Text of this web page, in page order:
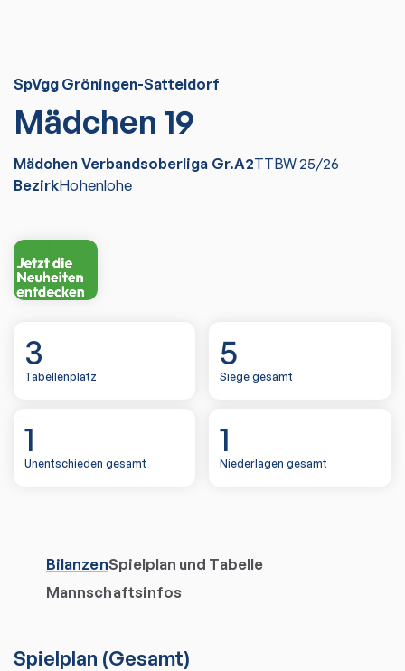
SpVgg Gröningen-Satteldorf
Mädchen 19
Mädchen Verbandsoberliga Gr.A2TTBW25/26
BezirkHohenlohe
3
Tabellenplatz
5
Siege gesamt
1
Unentschieden gesamt
1
Niederlagen gesamt
BilanzenSpielplan und Tabelle
Mannschaftsinfos
Spielplan (Gesamt)